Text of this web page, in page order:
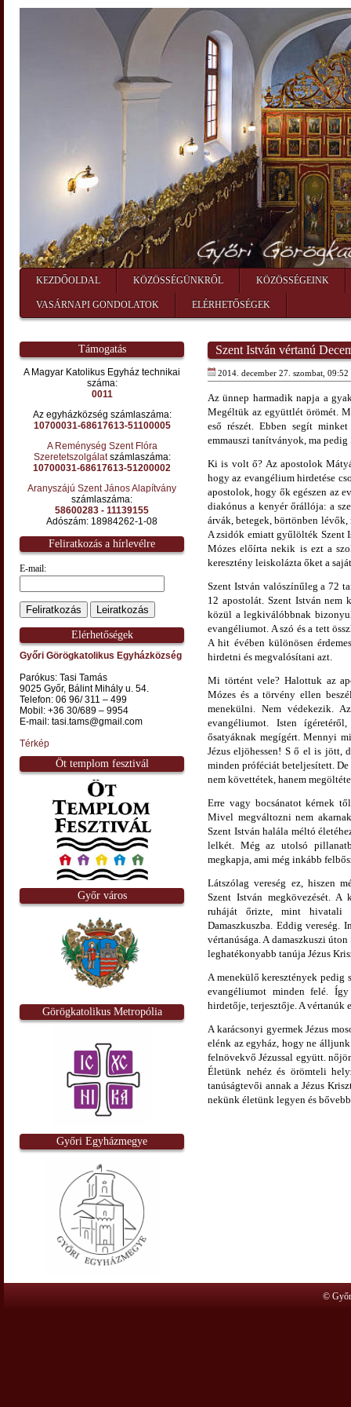
KEZDŐOLDAL KÖZÖSSÉGÜNKRŐL KÖZÖSSÉGEINK
VASÁRNAPI GONDOLATOK ELÉRHETŐSÉGEK
Támogatás
A Magyar Katolikus Egyház technikai
száma:
0011
Az egyházközség számlaszáma:
10700031-68617613-51100005
A Reménység Szent Flóra
Szeretetszolgálatszámlaszáma:
10700031-68617613-51200002
Aranyszájú Szent János Alapítvány
számlaszáma:
58600283 - 11139155
Adószám: 18984262-1-08
Feliratkozás a hírlevélre
E-mail:
Elérhetőségek
Győri Görögkatolikus Egyházközség
Parókus: Tasi Tamás
9025 Győr, Bálint Mihály u. 54.
Telefon: 06 96/ 311 – 499
Mobil: +36 30/689 – 9954
E-mail: tasi.tams@gmail.com
Térkép
Öt templom fesztivál
Győr város
Görögkatolikus Metropólia
Győri Egyházmegye
Szent István vértanú
2014. december 27. szombat,
Az ünnep harmadik napja a
Megéltük az együttlét örömét.
eső részét. Ebben segít
emmauszi tanítványok, ma
Ki is volt ő? Az apostolok
hogy az evangélium hirdetése
apostolok, hogy ők egészen az
diakónus a kenyér őrállója: a
árvák, betegek, börtönben
A zsidók emiatt gyűlölték Szent
Mózes előírta nekik is ezt a
keresztény leiskolázta őket a
Szent István valószínűleg a 72
12 apostolát. Szent István nem
közül a legkiválóbbnak
evangéliumot. A szó és a tett
A hit évében különösen
hirdetni és megvalósítani azt.
Mi történt vele? Halottuk az
Mózes és a törvény ellen
menekülni. Nem védekezik.
evangéliumot. Isten
ősatyáknak megígért. Mennyi
Jézus eljöhessen! S ő el is jött,
minden próféciát beteljesített.
nem követtétek, hanem
Erre vagy bocsánatot kérnek
Mivel megváltozni nem
Szent István halála méltó
lelkét. Még az utolsó
megkapja, ami még inkább
Látszólag vereség ez, hiszen
Szent István megkövezését. A
ruháját őrizte, mint hivatali
Damaszkuszba. Eddig vereség.
vértanúsága. A damaszkuszi
leghatékonyabb tanúja Jézus
A menekülő keresztények pedig
evangéliumot minden felé.
hirdetője, terjesztője. A vértanúk
A karácsonyi gyermek Jézus
elénk az egyház, hogy ne
felnövekvő Jézussal együtt.
Életünk nehéz és örömteli
tanúságtevői annak a Jézus
nekünk életünk legyen és
©